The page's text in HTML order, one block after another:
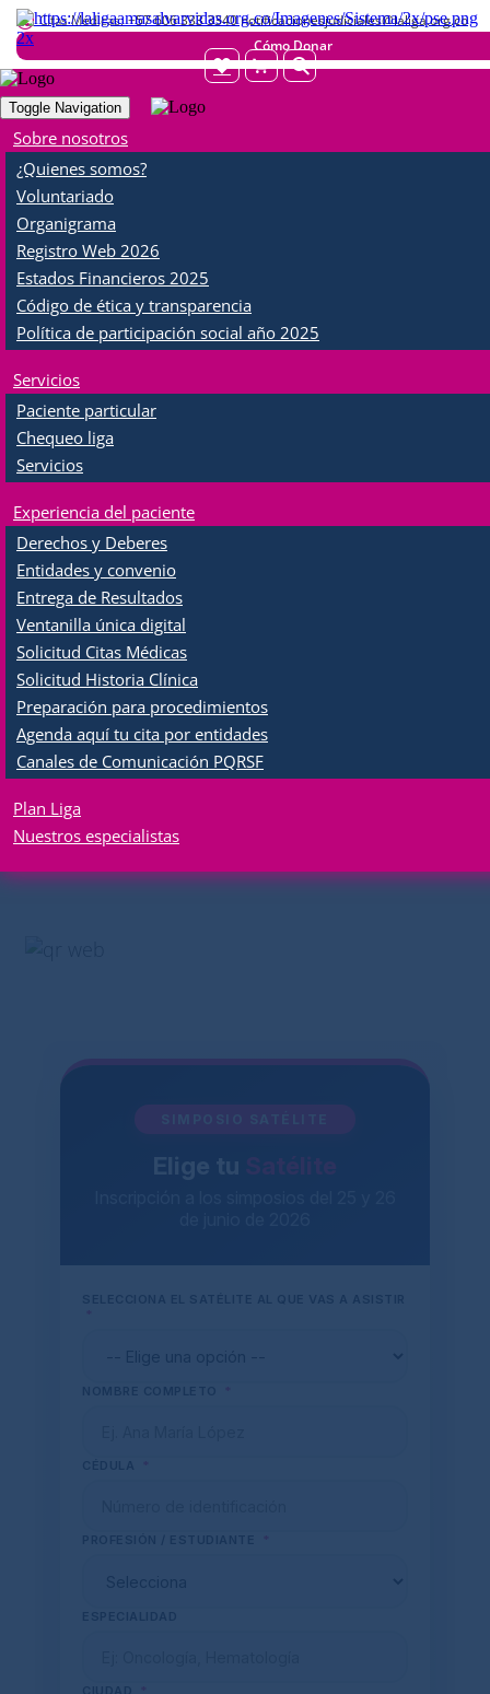
Citas Médicas: +57 606 333 3340 notificacionesjudiciales@laliga.org.co
Cómo Donar
Toggle Navigation
Sobre nosotros
¿Quienes somos?
Voluntariado
Organigrama
Registro Web 2026
Estados Financieros 2025
Código de ética y transparencia
Política de participación social año 2025
Servicios
Paciente particular
Chequeo liga
Servicios
Experiencia del paciente
Derechos y Deberes
Entidades y convenio
Entrega de Resultados
Ventanilla única digital
Solicitud Citas Médicas
Solicitud Historia Clínica
Preparación para procedimientos
Agenda aquí tu cita por entidades
Canales de Comunicación PQRSF
Plan Liga
Nuestros especialistas
Servicios
Apoyo Terapeutico
Apoyo Diagnóstico